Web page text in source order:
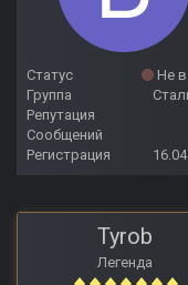
Статус
Не
Группа
Репутация
Сообщений
Регистрация
Tyrob
Легенда